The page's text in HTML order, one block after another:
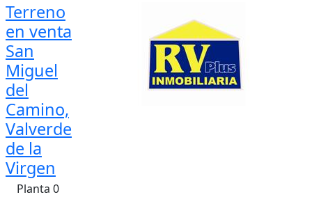
Terreno
en venta
San
Miguel
del
Camino,
Valverde
de la
Virgen
Planta 0